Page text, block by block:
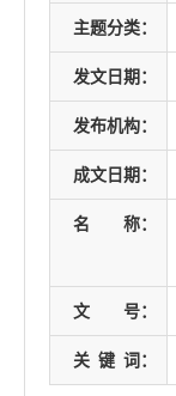
主题分类：
发文日期：
发布机构：
成文日期：
名 称：
文 号：
关 键 词：